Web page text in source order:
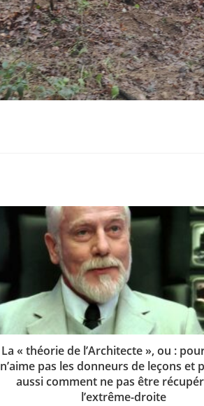
La « théorie de l’Architecte », ou :
n’aime pas les donneurs de leçons et
aussi comment ne pas être
l’extrême-droite